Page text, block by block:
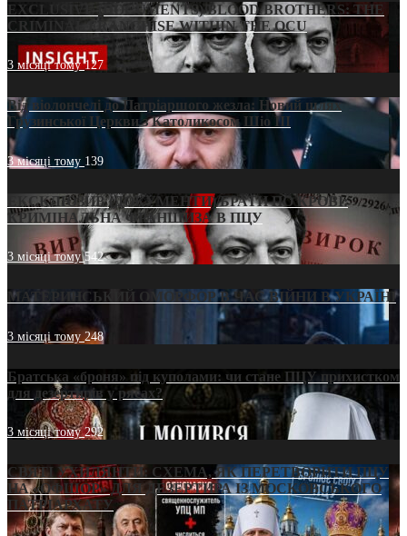
EXCLUSIVE (DOCUMENTS)/BLOOD BROTHERS: THE
CRIMINAL FRANCHISE WITHIN THE OCU
3 місяці тому127
Від віолончелі до Патріаршого жезла: Новий шлях
Грузинської Церкви з Католикосом Шіо III
3 місяці тому 139
ЕКСКЛЮЗИВ (ДОКУМЕНТИ)/БРАТИ ПО КРОВІ:
КРИМІНАЛЬНА ФРАНШИЗА В ПЦУ
3 місяці тому542
МАТЕРИНСЬКИЙ ОМОРФОР В ЧАС ВІЙНИ В УКРАЇНІ
3 місяці тому248
Братська «броня» під куполами: чи стане ПЦУ прихистком
для дезертирів у рясах?
3 місяці тому292
СВЯТІ УХИЛЯНТИ: СХЕМА, ЯК ПЕРЕТВОРИТИ ПЦУ
НА «ОФШОР» ДЛЯ ДЕЗЕРТИРА ІЗ МОСКОВСЬКОГО
ПАТРІАРХАТУ